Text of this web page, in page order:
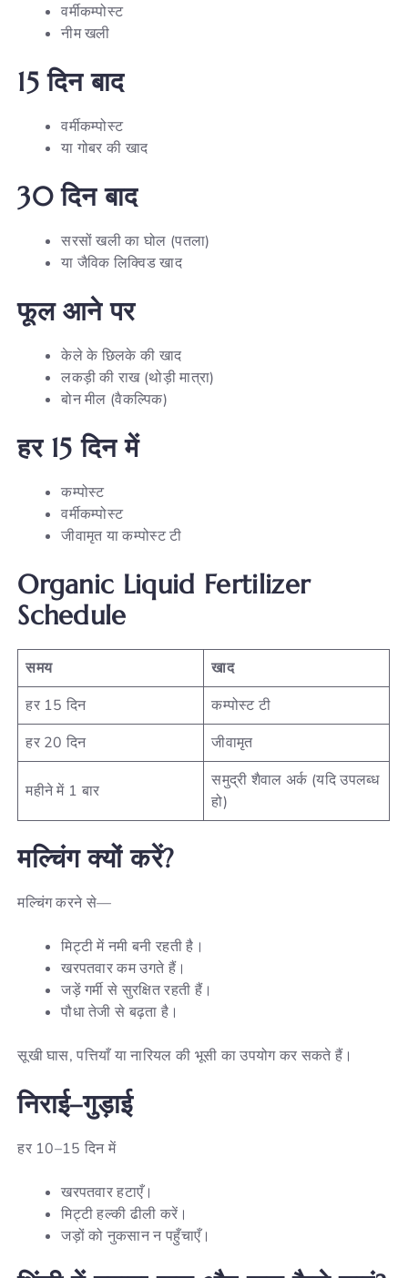
वर्मीकम्पोस्ट
नीम खली
15 दिन बाद
वर्मीकम्पोस्ट
या गोबर की खाद
30 दिन बाद
सरसों खली का घोल (पतला)
या जैविक लिक्विड खाद
फूल आने पर
केले के छिलके की खाद
लकड़ी की राख (थोड़ी मात्रा)
बोन मील (वैकल्पिक)
हर 15 दिन में
कम्पोस्ट
वर्मीकम्पोस्ट
जीवामृत या कम्पोस्ट टी
Organic Liquid Fertilizer
Schedule
समय
खाद
हर 15 दिन
कम्पोस्ट टी
हर 20 दिन
जीवामृत
महीने में 1 बार
समुद्री शैवाल अर्क (यदि उपलब्ध
हो)
मल्चिंग क्यों करें?
मल्चिंग करने से—
मिट्टी में नमी बनी रहती है।
खरपतवार कम उगते हैं।
जड़ें गर्मी से सुरक्षित रहती हैं।
पौधा तेजी से बढ़ता है।
सूखी घास, पत्तियाँ या नारियल की भूसी का उपयोग कर सकते हैं।
निराई–गुड़ाई
हर 10–15 दिन में
खरपतवार हटाएँ।
मिट्टी हल्की ढीली करें।
जड़ों को नुकसान न पहुँचाएँ।